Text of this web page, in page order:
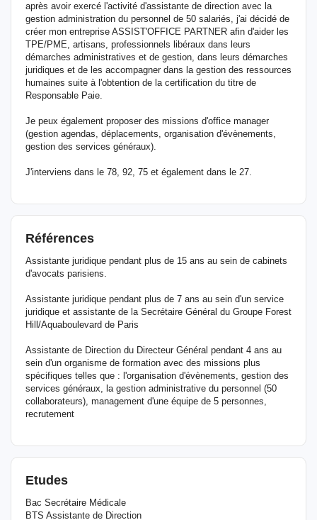
après avoir exercé l'activité d'assistante de direction avec la
gestion administration du personnel de 50 salariés, j'ai décidé de
créer mon entreprise ASSIST'OFFICE PARTNER afin d'aider les
TPE/PME, artisans, professionnels libéraux dans leurs
démarches administratives et de gestion, dans leurs démarches
juridiques et de les accompagner dans la gestion des ressources
humaines suite à l'obtention de la certification du titre de
Responsable Paie.
Je peux également proposer des missions d'office manager
(gestion agendas, déplacements, organisation d'évènements,
gestion des services généraux).
J'interviens dans le 78, 92, 75 et également dans le 27.
Références
Assistante juridique pendant plus de 15 ans au sein de cabinets
d'avocats parisiens.
Assistante juridique pendant plus de 7 ans au sein d'un service
juridique et assistante de la Secrétaire Général du Groupe Forest
Hill/Aquaboulevard de Paris
Assistante de Direction du Directeur Général pendant 4 ans au
sein d'un organisme de formation avec des missions plus
spécifiques telles que : l'organisation d'évènements, gestion des
services généraux, la gestion administrative du personnel (50
collaborateurs), management d'une équipe de 5 personnes,
recrutement
Etudes
Bac Secrétaire Médicale
BTS Assistante de Direction